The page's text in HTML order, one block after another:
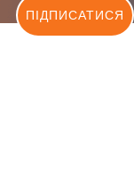
ПІДПИСАТИСЯ